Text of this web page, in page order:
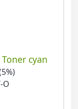
cyan
O